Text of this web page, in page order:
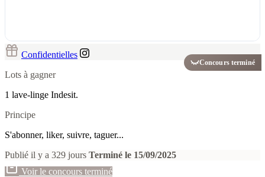
Concours terminé
Confidentielles
Lots à gagner
1 lave-linge Indesit.
Principe
S'abonner, liker, suivre, taguer...
Publié il y a 329 jours Terminé le 15/09/2025
Voir le concours terminé